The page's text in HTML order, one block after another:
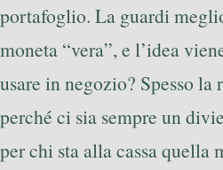
portafoglio. La guardi
moneta “vera”, e l’idea
usare in negozio? Spesso la
perché ci sia sempre un
per chi sta alla cassa quella